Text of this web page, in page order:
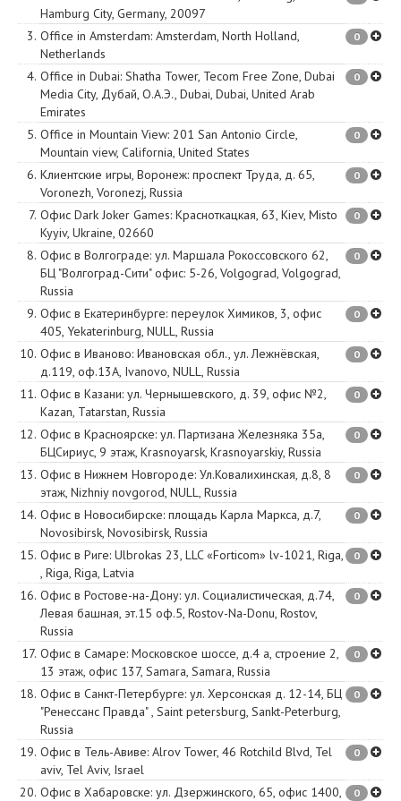
Hamburg City, Germany, 20097
3. Office in Amsterdam: Amsterdam, North Holland,
Netherlands
0
4. Office in Dubai: Shatha Tower, Tecom Free Zone, Dubai
Media City, Дубай, О.А.Э., Dubai, Dubai, United Arab
Emirates
0
5. Office in Mountain View: 201 San Antonio Circle,
Mountain view, California, United States
0
6. Клиентские игры, Воронеж: проспект Труда, д. 65,
Voronezh, Voronezj, Russia
0
7. Офис Dark Joker Games: Красноткацкая, 63, Kiev, Misto
Kyyiv, Ukraine, 02660
0
8. Офис в Волгограде: ул. Маршала Рокоссовского 62,
БЦ "Волгоград-Сити" офис: 5-26, Volgograd, Volgograd,
Russia
0
9. Офис в Екатеринбурге: переулок Химиков, 3, офис
405, Yekaterinburg, NULL, Russia
0
10. Офис в Иваново: Ивановская обл., ул. Лежнёвская,
д.119, оф.13А, Ivanovo, NULL, Russia
0
11. Офис в Казани: ул. Чернышевского, д. 39, офис №2,
Kazan, Tatarstan, Russia
0
12. Офис в Красноярске: ул. Партизана Железняка 35а,
БЦСириус, 9 этаж, Krasnoyarsk, Krasnoyarskiy, Russia
0
13. Офис в Нижнем Новгороде: Ул.Ковалихинская, д.8, 8
этаж, Nizhniy novgorod, NULL, Russia
0
14. Офис в Новосибирске: площадь Карла Маркса, д.7,
Novosibirsk, Novosibirsk, Russia
0
15. Офис в Риге: Ulbrokas 23, LLC «Forticom» lv-1021, Riga,
, Riga, Riga, Latvia
0
16. Офис в Ростове-на-Дону: ул. Социалистическая, д.74,
Левая башная, эт.15 оф.5, Rostov-Na-Donu, Rostov,
Russia
0
17. Офис в Самаре: Московское шоссе, д.4 а, строение 2,
13 этаж, офис 137, Samara, Samara, Russia
0
18. Офис в Санкт-Петербурге: ул. Херсонская д. 12-14, БЦ
"Ренессанс Правда", Saint petersburg, Sankt-Peterburg,
Russia
0
19. Офис в Тель-Авиве: Alrov Tower, 46 Rotchild Blvd, Tel
aviv, Tel Aviv, Israel
0
20. Офис в Хабаровске: ул. Дзержинского, 65, офис 1400,
0